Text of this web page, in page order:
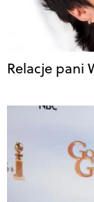
Relacje pani